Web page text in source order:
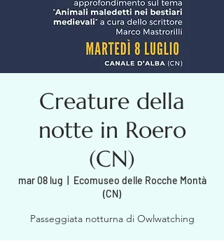
Creature della
notte in Roero
(CN)
mar 08 lug
Ecomuseo delle Rocche Montà
(CN)
Passeggiata notturna di Owlwatching